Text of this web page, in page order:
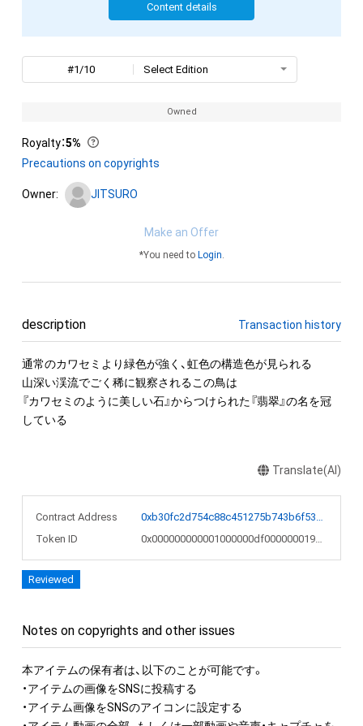
Content details
#1/10 Select Edition
Owned
Royalty：5%
Precautions on copyrights
Owner: JITSURO
Make an Offer
*You need to Login.
description Transaction history
通常のカワセミより緑色が強く、虹色の構造色が見られる
山深い渓流でごく稀に観察されるこの鳥は
『カワセミのように美しい石』からつけられた『翡翠』の名を冠
している
Translate(AI)
Contract Address
0xb30fc2d754c88c451275b743b6f530f19f643683
Token ID
0x000000000001000000df000000019033
Reviewed
Notes on copyrights and other issues
本アイテムの保有者は、以下のことが可能です。
・アイテムの画像をSNSに投稿する
・アイテム画像をSNSのアイコンに設定する